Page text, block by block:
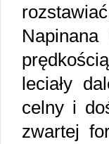
leciały
celny i
zwartej